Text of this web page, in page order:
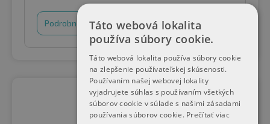
Podrobnosti Nákupný košík
Táto webová lokalita
používa súbory cookie.
Táto webová lokalita používa súbory cookie
na zlepšenie používateľskej skúsenosti.
Používaním našej webovej lokality
vyjadrujete súhlas s používaním všetkých
súborov cookie v súlade s našimi zásadami
používania súborov cookie. Prečítať viac